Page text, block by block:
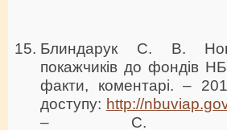
Блиндарук С. В. Нові
покажчиків до фондів
факти, коментарі. –
доступу: http://
– С.